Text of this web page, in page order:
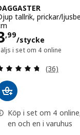
tallrik, prickar/
,99
/stycke
3,99/
i set om 4 online
(36)
Köp i set om 4
en och en i varuhus